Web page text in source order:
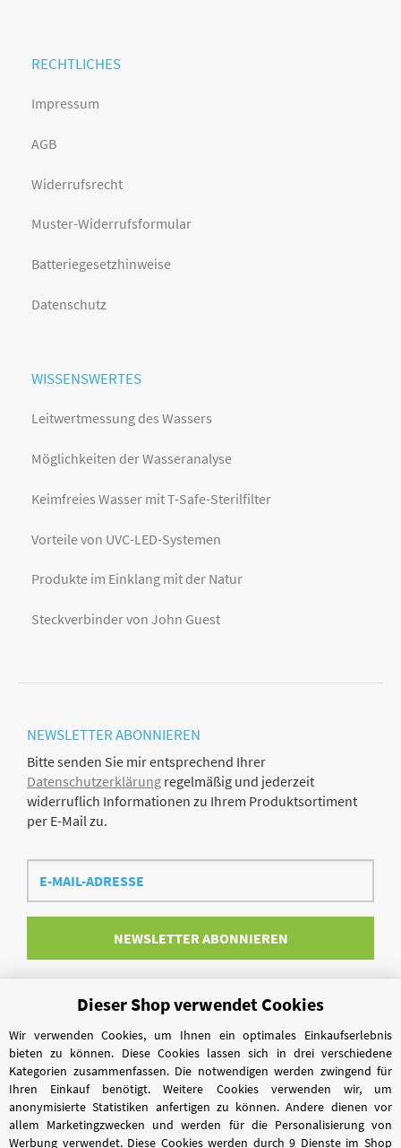
RECHTLICHES
Impressum
AGB
Widerrufsrecht
Muster-Widerrufsformular
Batteriegesetzhinweise
Datenschutz
WISSENSWERTES
Leitwertmessung des Wassers
Möglichkeiten der Wasseranalyse
Keimfreies Wasser mit T-Safe-Sterilfilter
Vorteile von UVC-LED-Systemen
Produkte im Einklang mit der Natur
Steckverbinder von John Guest
NEWSLETTERABONNIEREN
Bitte senden Sie mir entsprechend Ihrer
Datenschutzerklärung regelmäßig und jederzeit
widerruflich Informationen zu Ihrem Produktsortiment
per E-Mail zu.
E-
Mail-
Adresse
NEWSLETTER ABONNIEREN
Vertrag widerrufen
Dieser Shop verwendet Cookies
Wir verwenden Cookies, um Ihnen ein optimales Einkaufserlebnis
bieten zu können. Diese Cookies lassen sich in drei verschiedene
Kategorien zusammenfassen. Die notwendigen werden zwingend für
Ihren Einkauf benötigt. Weitere Cookies verwenden wir, um
anonymisierte Statistiken anfertigen zu können. Andere dienen vor
allem Marketingzwecken und werden für die Personalisierung von
Werbung verwendet. Diese Cookies werden durch 9 Dienste im Shop